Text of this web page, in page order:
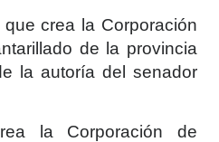
crea la Corporación
de la provincia
la autoría del senador
la Corporación de